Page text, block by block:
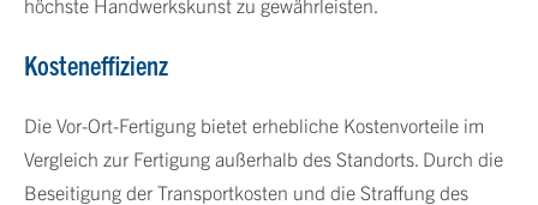
höchste Handwerkskunst zu gewährleisten.
Kosteneffizienz
Die Vor-Ort-Fertigung bietet erhebliche Kostenvorteile im
Vergleich zur Fertigung außerhalb des Standorts. Durch die
Beseitigung der Transportkosten und die Straffung des